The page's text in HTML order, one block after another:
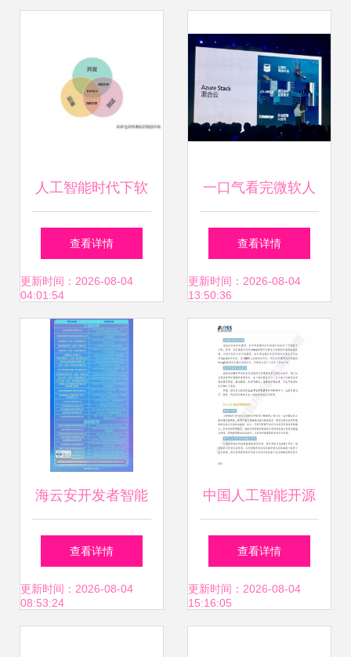
人工智能时代下软
件测试人员的挑战
与转型 敏捷、
DevOps与AI应用
的融合要求
查看详情
更新时间：2026-08-04
04:01:54
一口气看完微软人
工智能布局和产品
落地 引领未来的智
能应用开发
查看详情
更新时间：2026-08-04
13:50:36
海云安开发者智能
助手d10荣登2024
人工智能应用标杆
查看详情
更新时间：2026-08-04
08:53:24
中国人工智能开源
软件发展白皮书 驱
动AI应用软件开发
查看详情
更新时间：2026-08-04
15:16:05